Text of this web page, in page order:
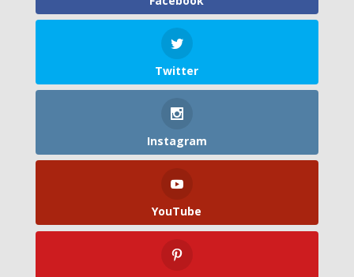
Twitter
Instagram
YouTube